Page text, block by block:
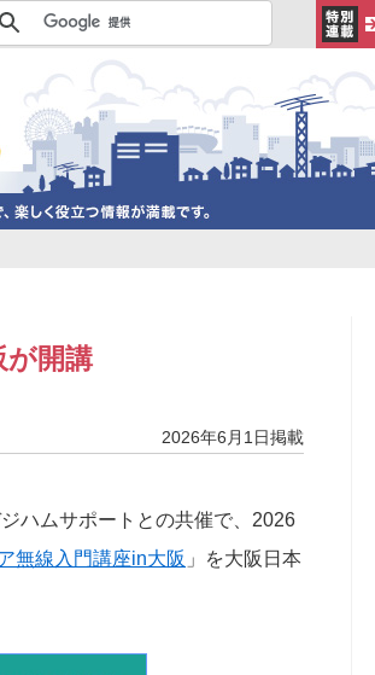
が開講
2026年6月1日掲載
ハムサポートとの共催で、2026
無線入門講座in大阪 」を大阪日本